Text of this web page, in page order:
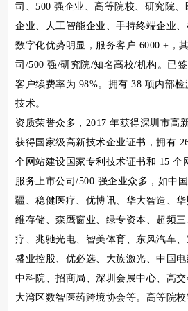
司、500 强企业、高等院校、研究院
企业、人工智能企业、手持终端企业、
数字化优势明显，服务客户 6000 +，
司/500 强/研究院/知名高校/机构。已签
客户续费率为 98%。拥有 38 项内部
技术。
资质荣誉众多，2017 年获得深圳市高
获得国家级高新技术企业证书，拥有
个网站建设国家专利技术证书和 15 个
服务上市公司/500 强企业众多，如中
疆、稳健医疗、优博讯、华大智造、
维存储、森鹰窗业、绿专资本、超频
疗、兆驰光电、智美体育、东风汽车、
盛业控股、优必选、大族激光、中国
中科院、招商局、深圳会展中心、高交
大湾区数智医药跨境协会等。高等院